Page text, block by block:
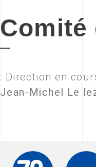
Comité
: Direction en
Jean-Michel Le